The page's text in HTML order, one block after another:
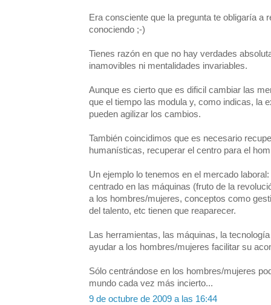
Era consciente que la pregunta te obligaría a
conociendo ;-)
Tienes razón en que no hay verdades
inamovibles ni mentalidades invariables.
Aunque es cierto que es dificil cambiar las
que el tiempo las modula y, como indicas, la
pueden agilizar los cambios.
También coincidimos que es necesario
humanísticas, recuperar el centro para el
Un ejemplo lo tenemos en el mercado
centrado en las máquinas (fruto de la
a los hombres/mujeres, conceptos como
del talento, etc tienen que reaparecer.
Las herramientas, las máquinas, la
ayudar a los hombres/mujeres facilitar su
Sólo centrándose en los hombres/mujeres
mundo cada vez más incierto...
9 de octubre de 2009 a las 16:44